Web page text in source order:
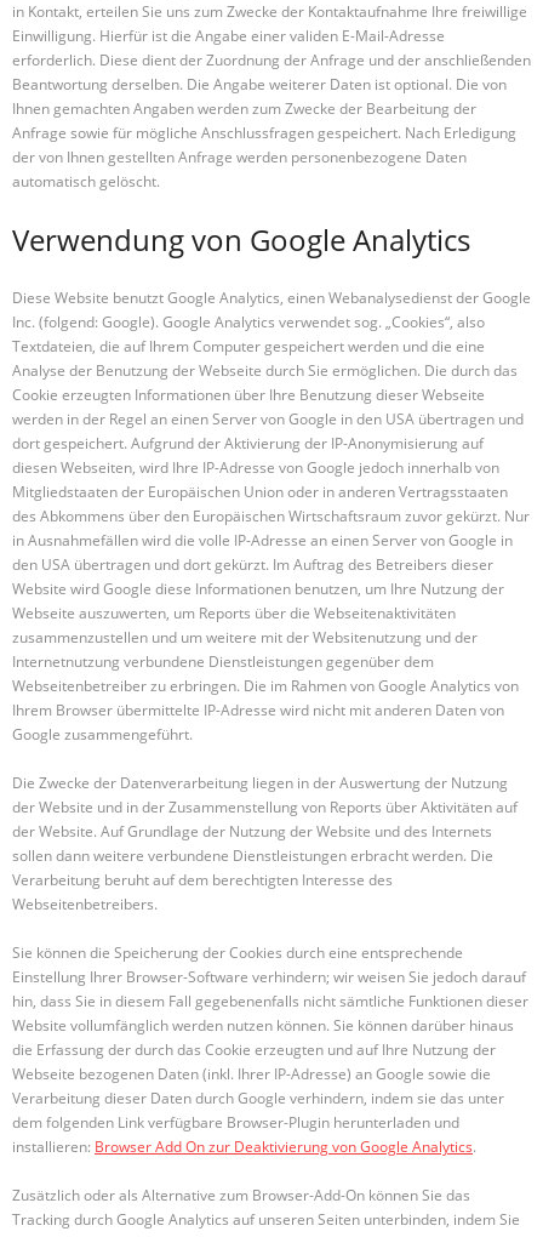
in Kontakt, erteilen Sie uns zum Zwecke der Kontaktaufnahme Ihre freiwillige
Einwilligung. Hierfür ist die Angabe einer validen E-Mail-Adresse
erforderlich. Diese dient der Zuordnung der Anfrage und der anschließenden
Beantwortung derselben. Die Angabe weiterer Daten ist optional. Die von
Ihnen gemachten Angaben werden zum Zwecke der Bearbeitung der
Anfrage sowie für mögliche Anschlussfragen gespeichert. Nach Erledigung
der von Ihnen gestellten Anfrage werden personenbezogene Daten
automatisch gelöscht.
Verwendung von Google Analytics
Diese Website benutzt Google Analytics, einen Webanalysedienst der Google
Inc. (folgend: Google). Google Analytics verwendet sog. „Cookies“, also
Textdateien, die auf Ihrem Computer gespeichert werden und die eine
Analyse der Benutzung der Webseite durch Sie ermöglichen. Die durch das
Cookie erzeugten Informationen über Ihre Benutzung dieser Webseite
werden in der Regel an einen Server von Google in den USA übertragen und
dort gespeichert. Aufgrund der Aktivierung der IP-Anonymisierung auf
diesen Webseiten, wird Ihre IP-Adresse von Google jedoch innerhalb von
Mitgliedstaaten der Europäischen Union oder in anderen Vertragsstaaten
des Abkommens über den Europäischen Wirtschaftsraum zuvor gekürzt. Nur
in Ausnahmefällen wird die volle IP-Adresse an einen Server von Google in
den USA übertragen und dort gekürzt. Im Auftrag des Betreibers dieser
Website wird Google diese Informationen benutzen, um Ihre Nutzung der
Webseite auszuwerten, um Reports über die Webseitenaktivitäten
zusammenzustellen und um weitere mit der Websitenutzung und der
Internetnutzung verbundene Dienstleistungen gegenüber dem
Webseitenbetreiber zu erbringen. Die im Rahmen von Google Analytics von
Ihrem Browser übermittelte IP-Adresse wird nicht mit anderen Daten von
Google zusammengeführt.
Die Zwecke der Datenverarbeitung liegen in der Auswertung der Nutzung
der Website und in der Zusammenstellung von Reports über Aktivitäten auf
der Website. Auf Grundlage der Nutzung der Website und des Internets
sollen dann weitere verbundene Dienstleistungen erbracht werden. Die
Verarbeitung beruht auf dem berechtigten Interesse des
Webseitenbetreibers.
Sie können die Speicherung der Cookies durch eine entsprechende
Einstellung Ihrer Browser-Software verhindern; wir weisen Sie jedoch darauf
hin, dass Sie in diesem Fall gegebenenfalls nicht sämtliche Funktionen dieser
Website vollumfänglich werden nutzen können. Sie können darüber hinaus
die Erfassung der durch das Cookie erzeugten und auf Ihre Nutzung der
Webseite bezogenen Daten (inkl. Ihrer IP-Adresse) an Google sowie die
Verarbeitung dieser Daten durch Google verhindern, indem sie das unter
dem folgenden Link verfügbare Browser-Plugin herunterladen und
installieren: Browser Add On zur Deaktivierung von Google Analytics.
Zusätzlich oder als Alternative zum Browser-Add-On können Sie das
Tracking durch Google Analytics auf unseren Seiten unterbinden, indem Sie